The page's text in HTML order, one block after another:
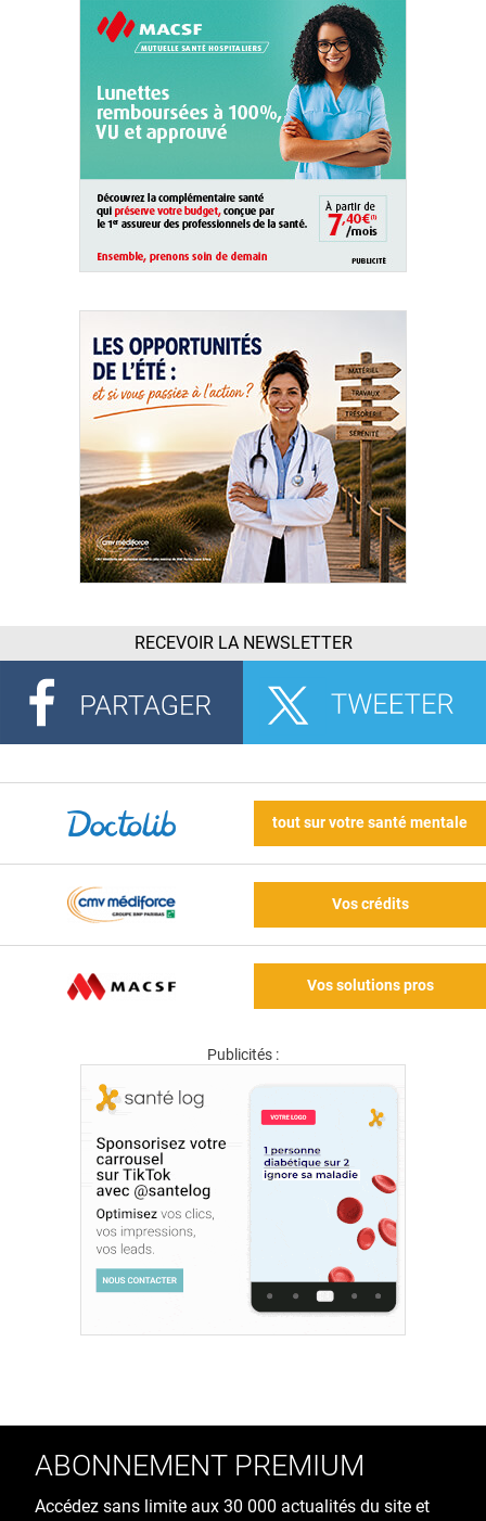
RECEVOIR LA NEWSLETTER
tout sur votre santé mentale
Vos crédits
Vos solutions pros
Publicités :
ABONNEMENT PREMIUM
Accédez sans limite aux 30 000 actualités du site et